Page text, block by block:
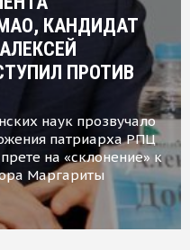
КАНДИДАТ
ПРОТИВ
наук прозвучало
патриарха РПЦ
на «склонение» к
Маргариты